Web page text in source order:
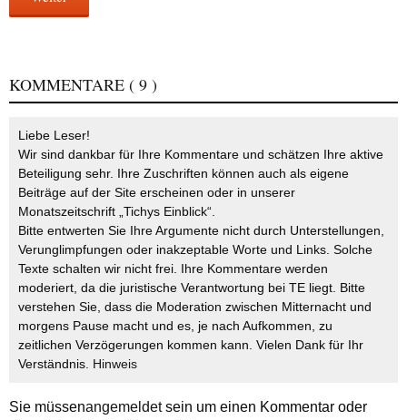
KOMMENTARE ( 9 )
Liebe Leser!
Wir sind dankbar für Ihre Kommentare und schätzen Ihre aktive
Beteiligung sehr. Ihre Zuschriften können auch als eigene
Beiträge auf der Site erscheinen oder in unserer
Monatszeitschrift „Tichys Einblick“.
Bitte entwerten Sie Ihre Argumente nicht durch Unterstellungen,
Verunglimpfungen oder inakzeptable Worte und Links. Solche
Texte schalten wir nicht frei. Ihre Kommentare werden
moderiert, da die juristische Verantwortung bei TE liegt. Bitte
verstehen Sie, dass die Moderation zwischen Mitternacht und
morgens Pause macht und es, je nach Aufkommen, zu
zeitlichen Verzögerungen kommen kann. Vielen Dank für Ihr
Verständnis. Hinweis
Sie müssenangemeldetsein um einen Kommentar oder